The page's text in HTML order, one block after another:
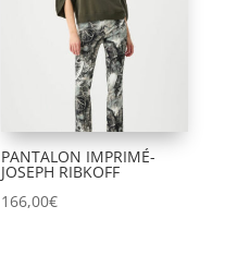
PANTALON IMPRIMÉ-
JOSEPH RIBKOFF
166,00€